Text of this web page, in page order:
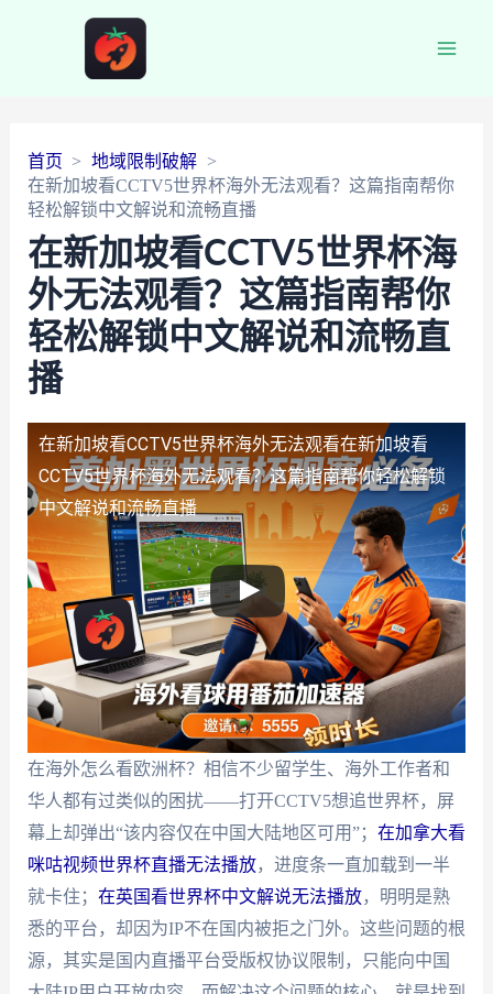
首页
地域限制破解
在新加坡看CCTV5世界杯海外无法观看？这篇指南帮你
轻松解锁中文解说和流畅直播
在新加坡看CCTV5世界杯海
外无法观看？这篇指南帮你
轻松解锁中文解说和流畅直
播
在新加坡看CCTV5世界杯海外无法观看在新加坡看
CCTV5世界杯海外无法观看？这篇指南帮你轻松解锁
中文解说和流畅直播
在海外怎么看欧洲杯？相信不少留学生、海外工作者和
华人都有过类似的困扰——打开CCTV5想追世界杯，屏
幕上却弹出“该内容仅在中国大陆地区可用”； 在加拿大看
咪咕视频世界杯直播无法播放，进度条一直加载到一半
就卡住； 在英国看世界杯中文解说无法播放，明明是熟
悉的平台，却因为IP不在国内被拒之门外。这些问题的根
源，其实是国内直播平台受版权协议限制，只能向中国